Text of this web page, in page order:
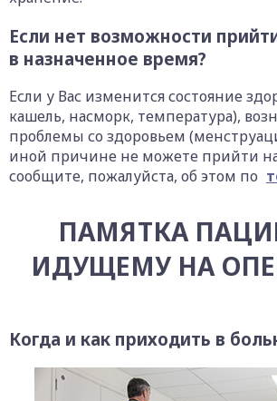
Если нет возможности
в назначенное время?
Если у Вас изменится состояние
кашель, насморк, температура),
проблемы со здоровьем
иной причине не можете прийти
сообщите, пожалуйста, об этом по
ПАМЯТКА
ИДУЩЕМУ НА
Когда и как приходить в